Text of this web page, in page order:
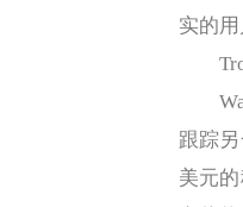
实的用
Tron
跟踪
美元